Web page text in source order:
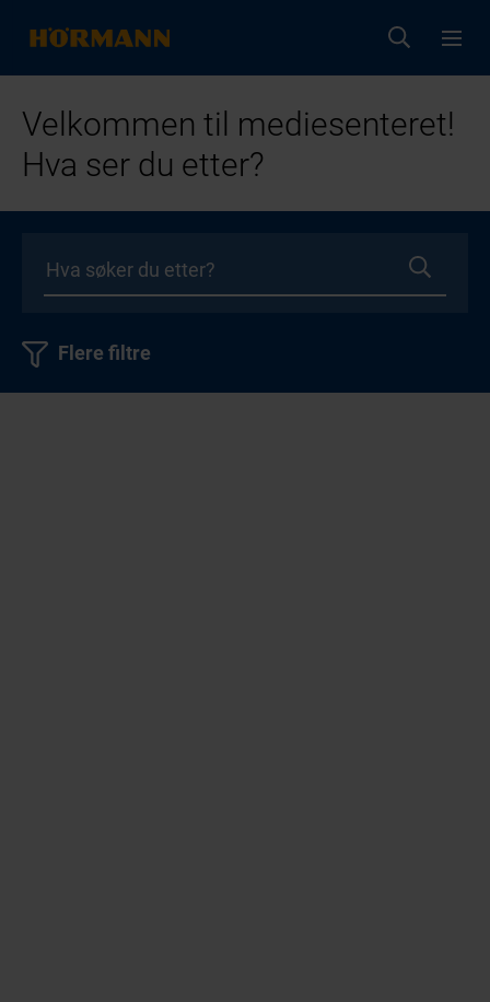
Velkommen til mediesenteret!
Hva ser du etter?
Flere filtre